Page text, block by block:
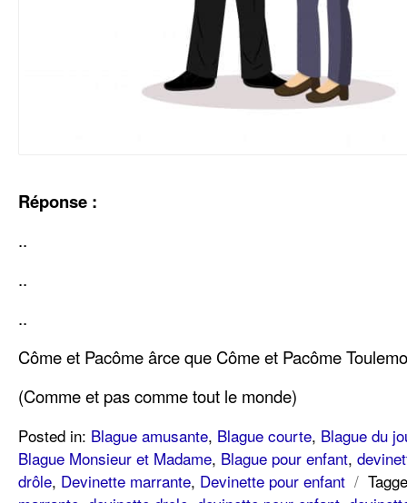
Réponse :
..
..
..
Côme et Pacôme ârce que Côme et Pacôme
(Comme et pas comme tout le monde)
Posted in: Blague amusante, Blague courte, Blague du
Blague Monsieur et Madame, Blague pour enfant,
drôle, Devinette marrante, Devinette pour enfant /